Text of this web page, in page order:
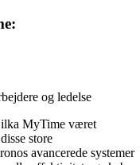
og ledelse
MyTime været
store
avancerede systemer